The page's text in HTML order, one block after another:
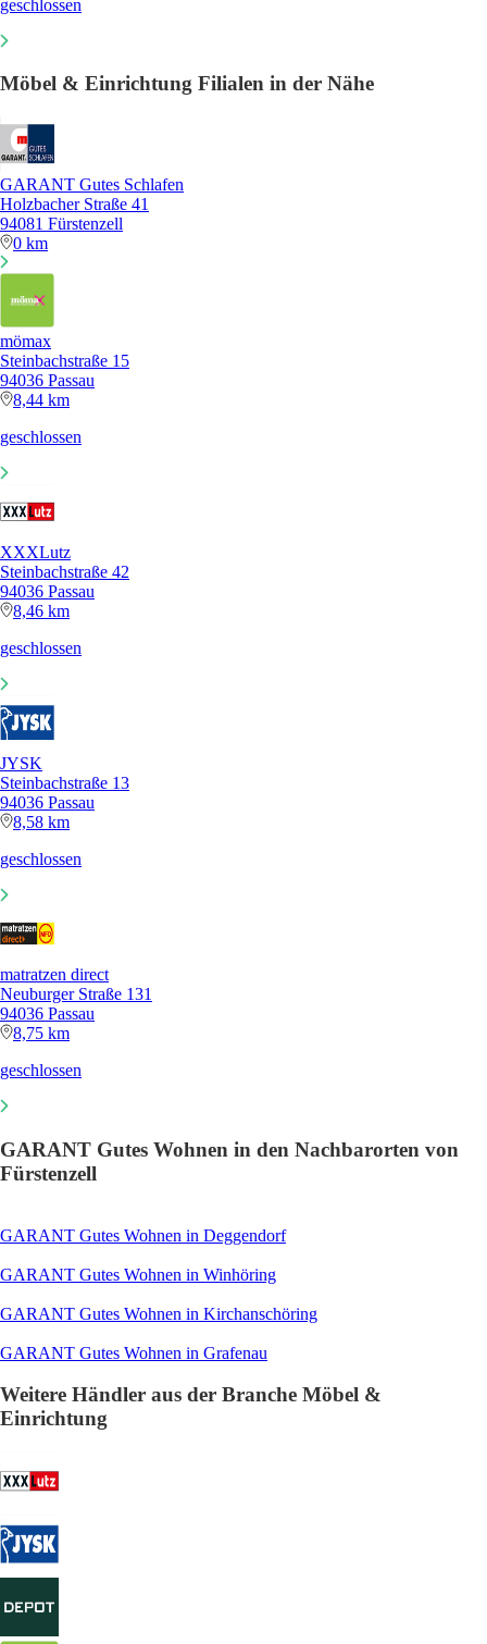
geschlossen
Möbel & Einrichtung Filialen in der Nähe
GARANT Gutes Schlafen
Holzbacher Straße 41
94081 Fürstenzell
0 km
mömax
Steinbachstraße 15
94036 Passau
8,44 km
geschlossen
XXXLutz
Steinbachstraße 42
94036 Passau
8,46 km
geschlossen
JYSK
Steinbachstraße 13
94036 Passau
8,58 km
geschlossen
matratzen direct
Neuburger Straße 131
94036 Passau
8,75 km
geschlossen
GARANT Gutes Wohnen in den Nachbarorten von
Fürstenzell
GARANT Gutes Wohnen in Deggendorf
GARANT Gutes Wohnen in Winhöring
GARANT Gutes Wohnen in Kirchanschöring
GARANT Gutes Wohnen in Grafenau
Weitere Händler aus der Branche Möbel &
Einrichtung